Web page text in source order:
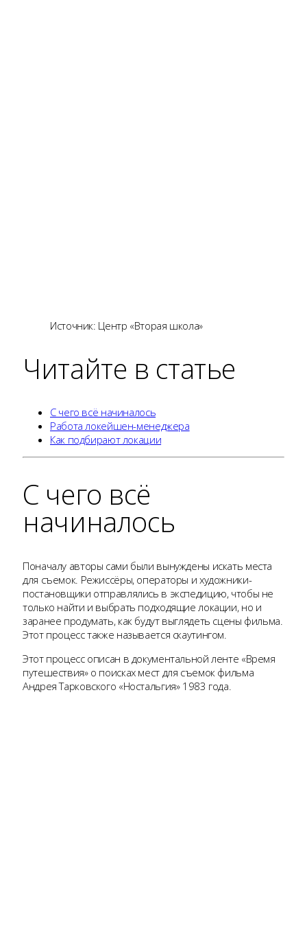
Источник: Центр «Вторая школа»
Читайте в статье
С чего всё начиналось
Работа локейшен-менеджера
Как подбирают локации
С чего всё
начиналось
Поначалу авторы сами были вынуждены искать места
для съемок. Режиссёры, операторы и художники-
постановщики отправлялись в экспедицию, чтобы не
только найти и выбрать подходящие локации, но и
заранее продумать, как будут выглядеть сцены фильма.
Этот процесс также называется скаутингом.
Этот процесс описан в документальной ленте «Время
путешествия» о поисках мест для съемок фильма
Андрея Тарковского «Ностальгия» 1983 года.